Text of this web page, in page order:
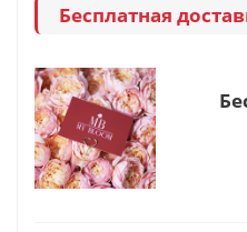
Бесплатная